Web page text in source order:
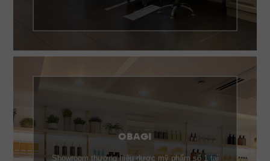
OBAGI
Showroom thương hiệu dược mỹ phẩm số 1 tại